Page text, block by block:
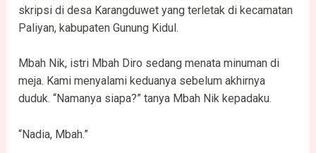
skripsi di desa Karangduwet yang terletak di kecamatan
Paliyan, kabupaten Gunung Kidul.
Mbah Nik, istri Mbah Diro sedang menata minuman di
meja. Kami menyalami keduanya sebelum akhirnya
duduk. “Namanya siapa?” tanya Mbah Nik kepadaku.
“Nadia, Mbah.”